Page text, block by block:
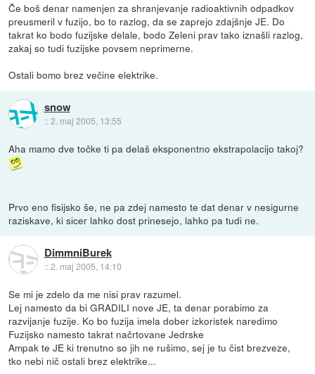
Če boš denar namenjen za shranjevanje radioaktivnih odpadkov
preusmeril v fuzijo, bo to razlog, da se zaprejo zdajšnje JE. Do
takrat ko bodo fuzijske delale, bodo Zeleni prav tako iznašli razlog,
zakaj so tudi fuzijske povsem neprimerne.
Ostali bomo brez večine elektrike.
snow
::2. maj 2005, 13:55
Aha mamo dve točke ti pa delaš eksponentno ekstrapolacijo takoj?
Prvo eno fisijsko še, ne pa zdej namesto te dat denar v nesigurne
raziskave, ki sicer lahko dost prinesejo, lahko pa tudi ne.
DimmniBurek
::2. maj 2005, 14:10
Se mi je zdelo da me nisi prav razumel.
Lej namesto da bi GRADILI nove JE, ta denar porabimo za
razvijanje fuzije. Ko bo fuzija imela dober izkoristek naredimo
Fuzijsko namesto takrat načrtovane Jedrske
Ampak te JE ki trenutno so jih ne rušimo, sej je tu čist brezveze,
tko nebi nič ostali brez elektrike...